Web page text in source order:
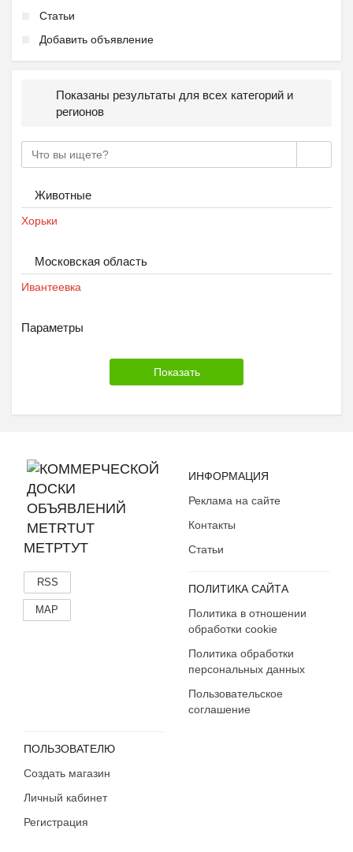
Статьи
Добавить объявление
Показаны результаты для всех категорий и
регионов
Животные
Хорьки
Московская область
Ивантеевка
Параметры
МЕТРТУТ
RSS
MAP
ИНФОРМАЦИЯ
Реклама на сайте
Контакты
Статьи
ПОЛИТИКА САЙТА
Политика в отношении
обработки cookie
Политика обработки
персональных данных
Пользовательское
соглашение
ПОЛЬЗОВАТЕЛЮ
Создать магазин
Личный кабинет
Регистрация